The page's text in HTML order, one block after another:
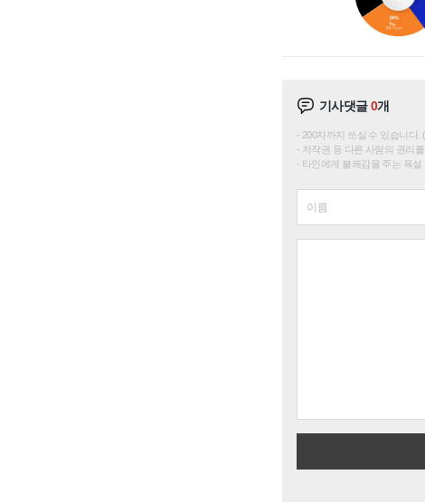
기사댓글0개
200자까지 쓰실 수 있습니다.
저작권 등 다른 사람의 권리
타인에게 불쾌감을 주는 욕